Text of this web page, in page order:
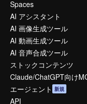
Spaces
AI アシスタント
AI 画像生成ツール
AI 動画生成ツール
AI 音声合成ツール
ストックコンテンツ
Claude/ChatGPT向け
エージェント 新規
API